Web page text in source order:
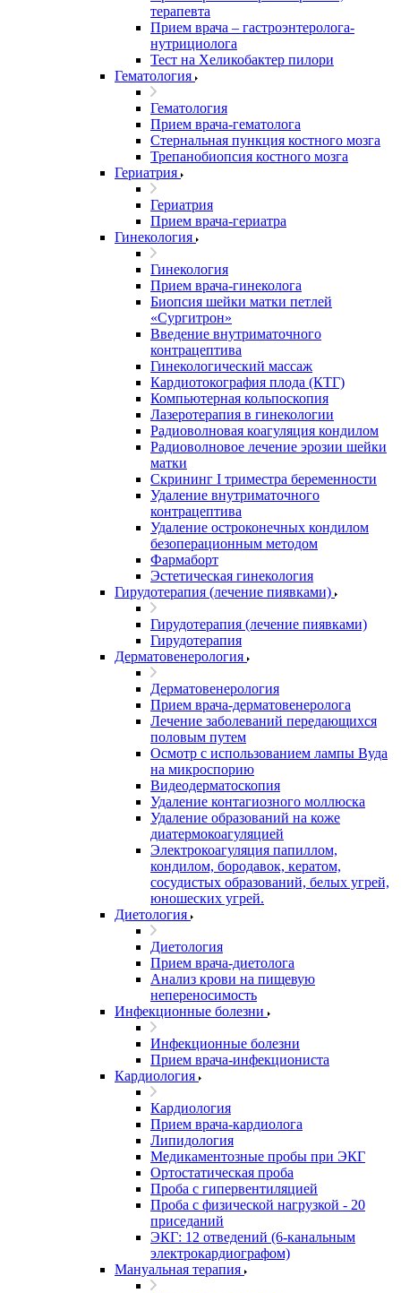
терапевта
Прием врача – гастроэнтеролога-
нутрициолога
Тест на Хеликобактер пилори
Гематология
Гематология
Прием врача-гематолога
Стернальная пункция костного мозга
Трепанобиопсия костного мозга
Гериатрия
Гериатрия
Прием врача-гериатра
Гинекология
Гинекология
Прием врача-гинеколога
Биопсия шейки матки петлей
«Сургитрон»
Введение внутриматочного
контрацептива
Гинекологический массаж
Кардиотокография плода (КТГ)
Компьютерная кольпоскопия
Лазеротерапия в гинекологии
Радиоволновая коагуляция кондилом
Радиоволновое лечение эрозии шейки
матки
Скрининг I триместра беременности
Удаление внутриматочного
контрацептива
Удаление остроконечных кондилом
безоперационным методом
Фармаборт
Эстетическая гинекология
Гирудотерапия (лечение пиявками)
Гирудотерапия (лечение пиявками)
Гирудотерапия
Дерматовенерология
Дерматовенерология
Прием врача-дерматовенеролога
Лечение заболеваний передающихся
половым путем
Осмотр с использованием лампы Вуда
на микроспорию
Видеодерматоскопия
Удаление контагиозного моллюска
Удаление образований на коже
диатермокоагуляцией
Электрокоагуляция папиллом,
кондилом, бородавок, кератом,
сосудистых образований, белых угрей,
юношеских угрей.
Диетология
Диетология
Прием врача-диетолога
Анализ крови на пищевую
непереносимость
Инфекционные болезни
Инфекционные болезни
Прием врача-инфекциониста
Кардиология
Кардиология
Прием врача-кардиолога
Липидология
Медикаментозные пробы при ЭКГ
Ортостатическая проба
Проба с гипервентиляцией
Проба с физической нагрузкой - 20
приседаний
ЭКГ: 12 отведений (6-канальным
электрокардиографом)
Мануальная терапия